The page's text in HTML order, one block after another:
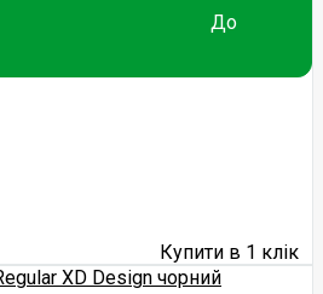
До
Купити в 1 клік